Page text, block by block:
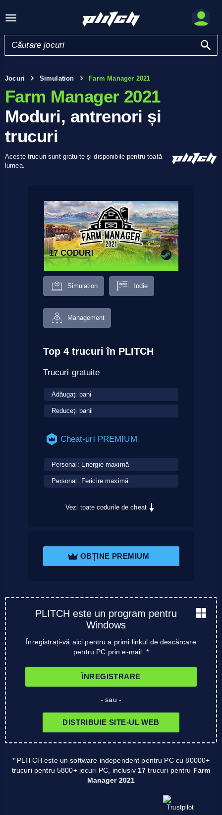
Jocuri Simulation Farm Manager 2021
Farm Manager 2021
Moduri, antrenori și
trucuri
Aceste trucuri sunt gratuite și disponibile pentru toată
lumea.
17 CODURI
Simulation Indie
Management
Top 4 trucuri în PLITCH
Trucuri gratuite
Adăugați bani
Reduceți banii
Cheat-uri PREMIUM
Personal: Energie maximă
Personal: Fericire maximă
Vezi toate codurile de cheat
OBȚINE PREMIUM
PLITCH este un program pentru
Windows
Înregistrați-vă aici pentru a primi linkul de descărcare
pentru PC prin e-mail. *
ÎNREGISTRARE
- sau -
DISTRIBUIE SITE-UL WEB
* PLITCH este un software independent pentru PC cu 80000+
trucuri pentru 5800+ jocuri PC, inclusiv 17 trucuri pentru Farm
Manager 2021